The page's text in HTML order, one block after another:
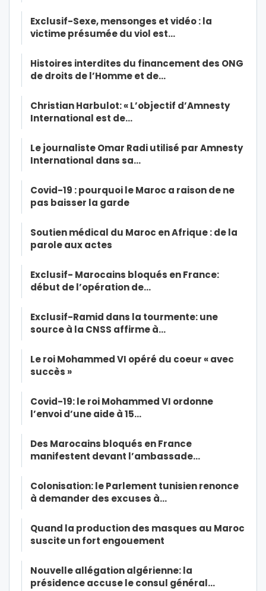
Exclusif-Sexe, mensonges et vidéo : la
victime présumée du viol est…
Histoires interdites du financement des ONG
de droits de l’Homme et de…
Christian Harbulot: « L’objectif d’Amnesty
International est de…
Le journaliste Omar Radi utilisé par Amnesty
International dans sa…
Covid-19 : pourquoi le Maroc a raison de ne
pas baisser la garde
Soutien médical du Maroc en Afrique : de la
parole aux actes
Exclusif- Marocains bloqués en France:
début de l’opération de…
Exclusif-Ramid dans la tourmente: une
source à la CNSS affirme à…
Le roi Mohammed VI opéré du coeur « avec
succès »
Covid-19: le roi Mohammed VI ordonne
l’envoi d’une aide à 15…
Des Marocains bloqués en France
manifestent devant l’ambassade…
Colonisation: le Parlement tunisien renonce
à demander des excuses à…
Quand la production des masques au Maroc
suscite un fort engouement
Nouvelle allégation algérienne: la
présidence accuse le consul général…